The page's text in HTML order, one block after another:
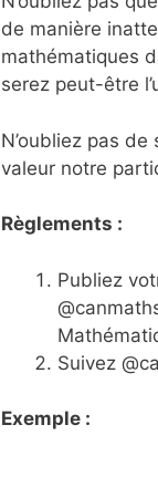
de manière
mathématiques
serez peut-être
N’oubliez pas
valeur notre
Règlements :
Publiez
Suivez
Exemple :